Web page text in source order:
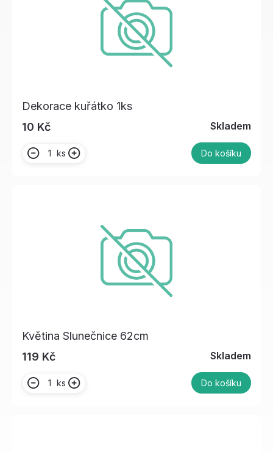
Dekorace kuřátko 1ks
10 Kč
Skladem
ks Do košíku
Květina Slunečnice 62cm
119 Kč
Skladem
ks Do košíku